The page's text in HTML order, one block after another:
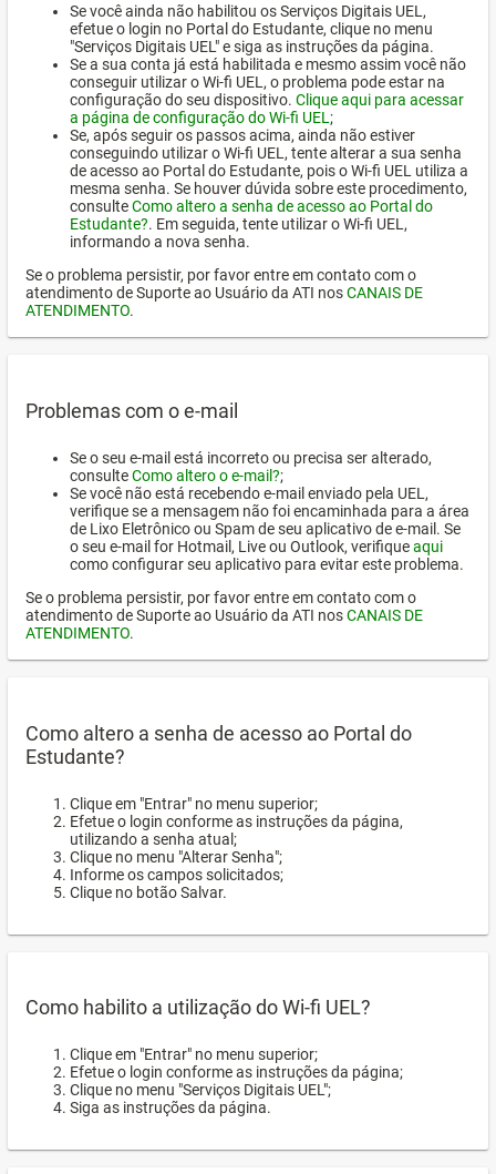
Se você ainda não habilitou os Serviços Digitais UEL,
efetue o login no Portal do Estudante, clique no menu
"Serviços Digitais UEL" e siga as instruções da página.
Se a sua conta já está habilitada e mesmo assim você não
conseguir utilizar o Wi-fi UEL, o problema pode estar na
configuração do seu dispositivo. Clique aqui para acessar
a página de configuração do Wi-fi UEL ;
Se, após seguir os passos acima, ainda não estiver
conseguindo utilizar o Wi-fi UEL, tente alterar a sua senha
de acesso ao Portal do Estudante, pois o Wi-fi UEL utiliza a
mesma senha. Se houver dúvida sobre este procedimento,
consulteComo altero a senha de acesso ao Portal do
Estudante?. Em seguida, tente utilizar o Wi-fi UEL,
informando a nova senha.
Se o problema persistir, por favor entre em contato com o
atendimento de Suporte ao Usuário da ATI nosCANAIS DE
ATENDIMENTO.
Problemas com o e-mail
Se o seu e-mail está incorreto ou precisa ser alterado,
consulteComo altero o e-mail?;
Se você não está recebendo e-mail enviado pela UEL,
verifique se a mensagem não foi encaminhada para a área
de Lixo Eletrônico ou Spam de seu aplicativo de e-mail. Se
o seu e-mail for Hotmail, Live ou Outlook, verifiqueaqui
como configurar seu aplicativo para evitar este problema.
Se o problema persistir, por favor entre em contato com o
atendimento de Suporte ao Usuário da ATI nosCANAIS DE
ATENDIMENTO.
Como altero a senha de acesso ao Portal do
Estudante?
Clique em "Entrar" no menu superior;
Efetue o login conforme as instruções da página,
utilizando a senha atual;
Clique no menu "Alterar Senha";
Informe os campos solicitados;
Clique no botão Salvar.
Como habilito a utilização do Wi-fi UEL?
Clique em "Entrar" no menu superior;
Efetue o login conforme as instruções da página;
Clique no menu "Serviços Digitais UEL";
Siga as instruções da página.